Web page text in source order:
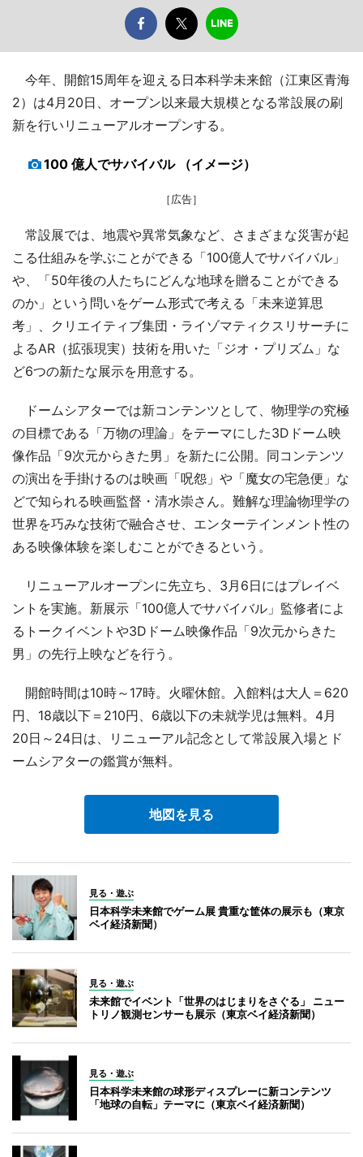
今年、開館15周年を迎える日本科学未来館（江東区青海
2）は4月20日、オープン以来最大規模となる常設展の刷
新を行いリニューアルオープンする。
100 億人でサバイバル （イメージ）
［広告］
常設展では、地震や異常気象など、さまざまな災害が起
こる仕組みを学ぶことができる「100億人でサバイバル」
や、「50年後の人たちにどんな地球を贈ることができる
のか」という問いをゲーム形式で考える「未来逆算思
考」、クリエイティブ集団・ライゾマティクスリサーチに
よるAR（拡張現実）技術を用いた「ジオ・プリズム」な
ど6つの新たな展示を用意する。
ドームシアターでは新コンテンツとして、物理学の究極
の目標である「万物の理論」をテーマにした3Dドーム映
像作品「9次元からきた男」を新たに公開。同コンテンツ
の演出を手掛けるのは映画「呪怨」や「魔女の宅急便」な
どで知られる映画監督・清水崇さん。難解な理論物理学の
世界を巧みな技術で融合させ、エンターテインメント性の
ある映像体験を楽しむことができるという。
リニューアルオープンに先立ち、3月6日にはプレイベ
ントを実施。新展示「100億人でサバイバル」監修者によ
るトークイベントや3Dドーム映像作品「9次元からきた
男」の先行上映などを行う。
開館時間は10時～17時。火曜休館。入館料は大人＝620
円、18歳以下＝210円、6歳以下の未就学児は無料。4月
20日～24日は、リニューアル記念として常設展入場とド
ームシアターの鑑賞が無料。
地図を見る
見る・遊ぶ
日本科学未来館でゲーム展 貴重な筐体の展示も（東京
ベイ経済新聞）
見る・遊ぶ
未来館でイベント「世界のはじまりをさぐる」 ニュー
トリノ観測センサーも展示（東京ベイ経済新聞）
見る・遊ぶ
日本科学未来館の球形ディスプレーに新コンテンツ
「地球の自転」テーマに（東京ベイ経済新聞）